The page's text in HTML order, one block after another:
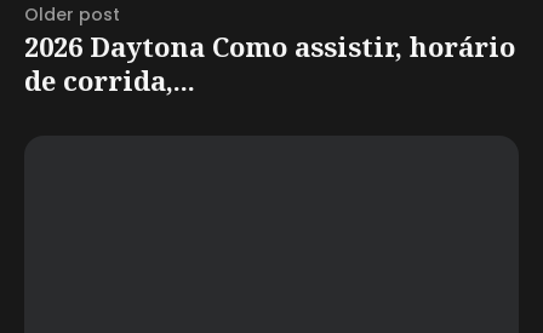
Older post
2026 Daytona Como assistir, horário
de corrida,...